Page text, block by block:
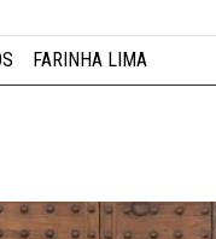
FARINHA LIMA